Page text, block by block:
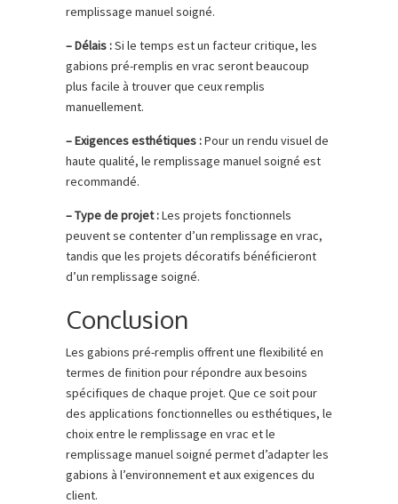
remplissage manuel soigné.
– Délais :Si le temps est un facteur critique, les
gabions pré-remplis en vrac seront beaucoup
plus facile à trouver que ceux remplis
manuellement.
– Exigences esthétiques :Pour un rendu visuel de
haute qualité, le remplissage manuel soigné est
recommandé.
– Type de projet :Les projets fonctionnels
peuvent se contenter d’un remplissage en vrac,
tandis que les projets décoratifs bénéficieront
d’un remplissage soigné.
Conclusion
Les gabions pré-remplis offrent une flexibilité en
termes de finition pour répondre aux besoins
spécifiques de chaque projet. Que ce soit pour
des applications fonctionnelles ou esthétiques, le
choix entre le remplissage en vrac et le
remplissage manuel soigné permet d’adapter les
gabions à l’environnement et aux exigences du
client.